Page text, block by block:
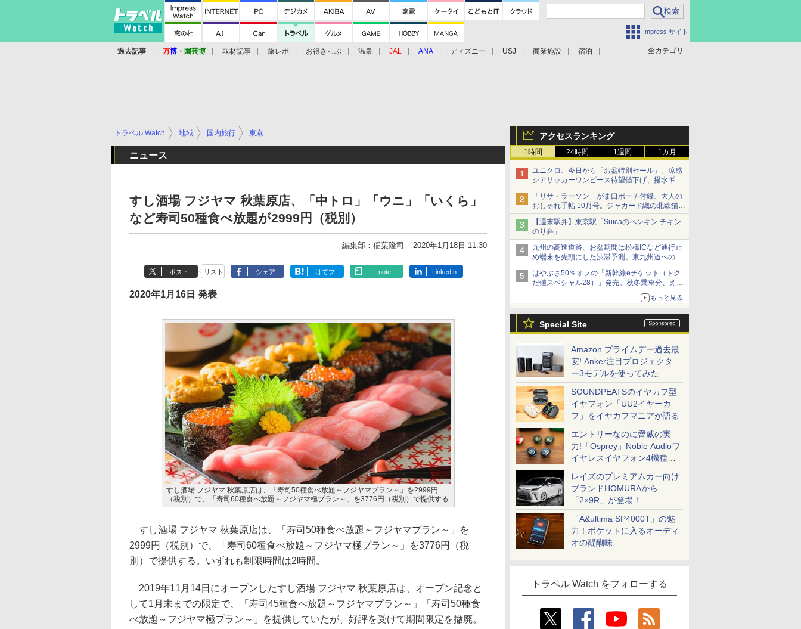
Impress サイト
全カテゴリ
過去記事 万博 ・ 園芸博 取材記事 旅レポ お得きっぷ 温泉 JAL ANA ディズニー USJ 商業施設 宿泊
アクセスランキング
1時間 24時間 1週間 1カ月
ユニクロ、今日から「お盆特別セール」。涼感
シアサッカーワンピース待望値下げ、撥水ギア
ショーツは1990円に
「リサ・ラーソン」がま口ポーチ付録、大人の
おしゃれ手帖 10月号。ジャカード織の北欧猫デ
ザイン
【週末駅弁】東京駅「Suicaのペンギン チキン
のり弁」
九州の高速道路、お盆期間は松橋ICなど通行止
め端末を先頭にした渋滞予測。東九州道への迂
回は料金調整を実施
はやぶさ50％オフの「新幹線eチケット（トク
だ値スペシャル28）」発売。秋冬乗車分、えき
もっと見る
Special Site
Amazon プライムデー過去最
安! Anker注目プロジェクタ
ー3モデルを使ってみた
SOUNDPEATSのイヤカフ型
イヤフォン「UU2イヤーカ
フ」をイヤカフマニアが語る
エントリーなのに脅威の実
力!「Osprey」Noble Audioワ
イヤレスイヤフォン4機種を
一気に聴く
レイズのプレミアムカー向け
ブランドHOMURAから
「2×9R」が登場！
「A&ultima SP4000T」の魅
力！ポケットに入るオーディ
オの醍醐味
トラベル Watch をフォローする
トラベル Watch 地域 国内旅行 東京
ニュース
すし酒場 フジヤマ 秋葉原店、「中トロ」「ウニ」「いくら」
など寿司50種食べ放題が2999円（税別）
編集部：稲葉隆司 2020年1月18日 11:30
ポスト リスト シェア はてブ note LinkedIn
2020年1月16日 発表
すし酒場 フジヤマ 秋葉原店は、「寿司50種食べ放題～フジヤマプラン～」を2999円
（税別）で、「寿司60種食べ放題～フジヤマ極プラン～」を3776円（税別）で提供する
すし酒場 フジヤマ 秋葉原店は、「寿司50種食べ放題～フジヤマプラン～」を
2999円（税別）で、「寿司60種食べ放題～フジヤマ極プラン～」を3776円（税
別）で提供する。いずれも制限時間は2時間。
2019年11月14日にオープンしたすし酒場 フジヤマ 秋葉原店は、オープン記念と
して1月末までの限定で、「寿司45種食べ放題～フジヤマプラン～」「寿司50種食
べ放題～フジヤマ極プラン～」を提供していたが、好評を受けて期間限定を撤廃。